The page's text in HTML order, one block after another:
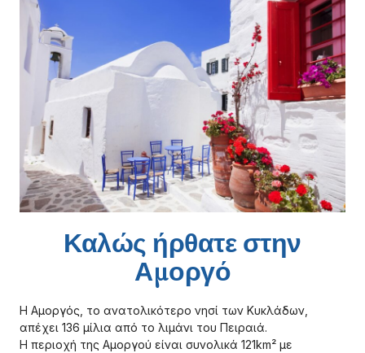
Καλώς ήρθατε στην
Αμοργό
Η Αμοργός, το ανατολικότερο νησί των Κυκλάδων,
απέχει 136 μίλια από το λιμάνι του Πειραιά.
Η περιοχή της Αμοργού είναι συνολικά 121km² με